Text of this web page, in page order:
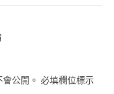
公開。 必填欄位標示